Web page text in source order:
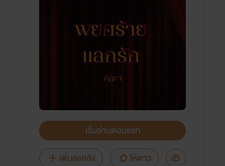
เริ่มอ่านตอนแรก
เพิ่มลงคลัง
ให้ดาว